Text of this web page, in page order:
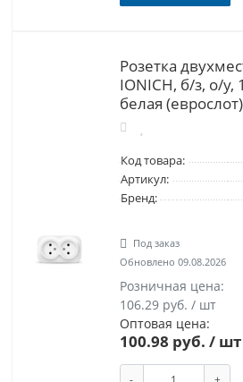
Розетка
IONICH, б/з, о/у,
белая (еврослот)
Код товара:
Артикул:
Бренд:
Под заказ
Обновлено 09.08.2026
Розничная цена:
106.29 руб. / шт
Оптовая цена:
100.98 руб. / шт